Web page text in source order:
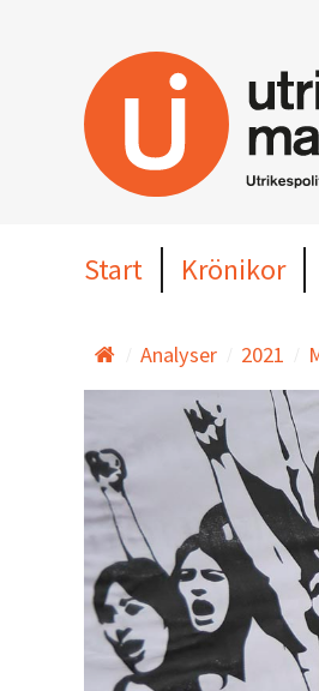
huvudinnehållet
Start Krönikor
Analyser 2021